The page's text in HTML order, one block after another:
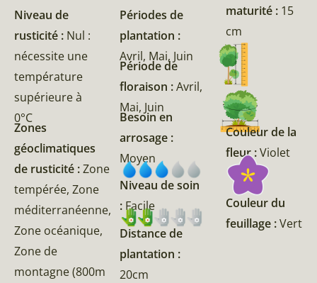
Niveau de
rusticité : Nul :
nécessite une
température
supérieure à
0°C
Zones
géoclimatiques
de rusticité :Zone
tempérée, Zone
méditerranéenne,
Zone océanique,
Zone de
montagne (800m
Périodes de
plantation :
Avril, Mai, Juin
Période de
floraison :Avril,
Mai, Juin
Besoin en
arrosage :
Moyen
Niveau de soin
: Facile
Distance de
plantation :
20cm
maturité : 15
cm
Couleur de la
fleur :Violet
Couleur du
feuillage :Vert